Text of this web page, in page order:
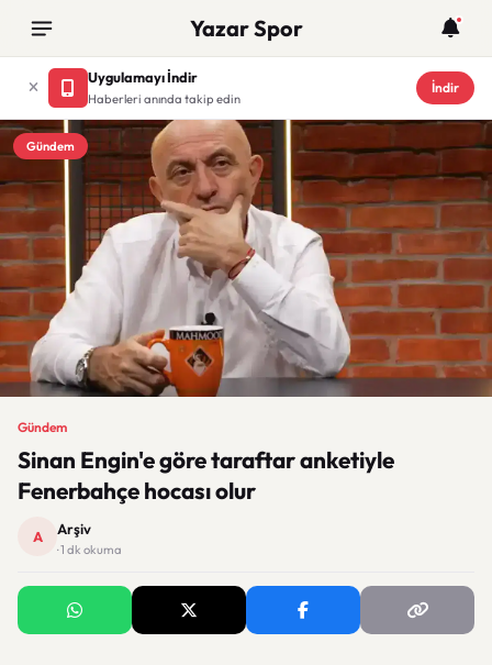
Yazar Spor
Uygulamayı İndir
Haberleri anında takip edin
İndir
Gündem
Gündem
Sinan Engin'e göre taraftar anketiyle
Fenerbahçe hocası olur
A Arşiv
· 1 dk okuma